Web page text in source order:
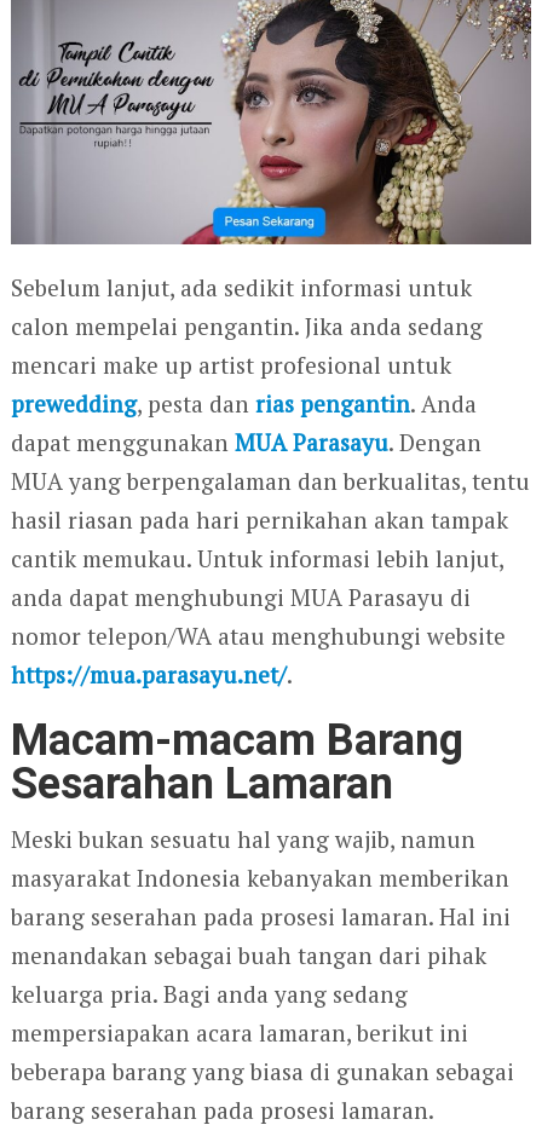
Sebelum lanjut, ada sedikit informasi untuk
calon mempelai pengantin. Jika anda sedang
mencari make up artist profesional untuk
prewedding, pesta dan rias pengantin. Anda
dapat menggunakan MUA Parasayu. Dengan
MUA yang berpengalaman dan berkualitas, tentu
hasil riasan pada hari pernikahan akan tampak
cantik memukau. Untuk informasi lebih lanjut,
anda dapat menghubungi MUA Parasayu di
nomor telepon/WA atau menghubungi website
https://mua.parasayu.net/.
Macam-macam Barang
Sesarahan Lamaran
Meski bukan sesuatu hal yang wajib, namun
masyarakat Indonesia kebanyakan memberikan
barang seserahan pada prosesi lamaran. Hal ini
menandakan sebagai buah tangan dari pihak
keluarga pria. Bagi anda yang sedang
mempersiapakan acara lamaran, berikut ini
beberapa barang yang biasa di gunakan sebagai
barang seserahan pada prosesi lamaran.